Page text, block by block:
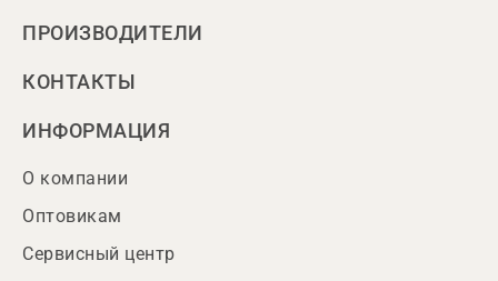
ПРОИЗВОДИТЕЛИ
КОНТАКТЫ
ИНФОРМАЦИЯ
О компании
Оптовикам
Сервисный центр